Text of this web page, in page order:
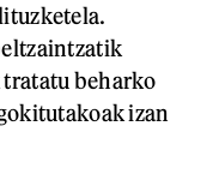
beharko
izan